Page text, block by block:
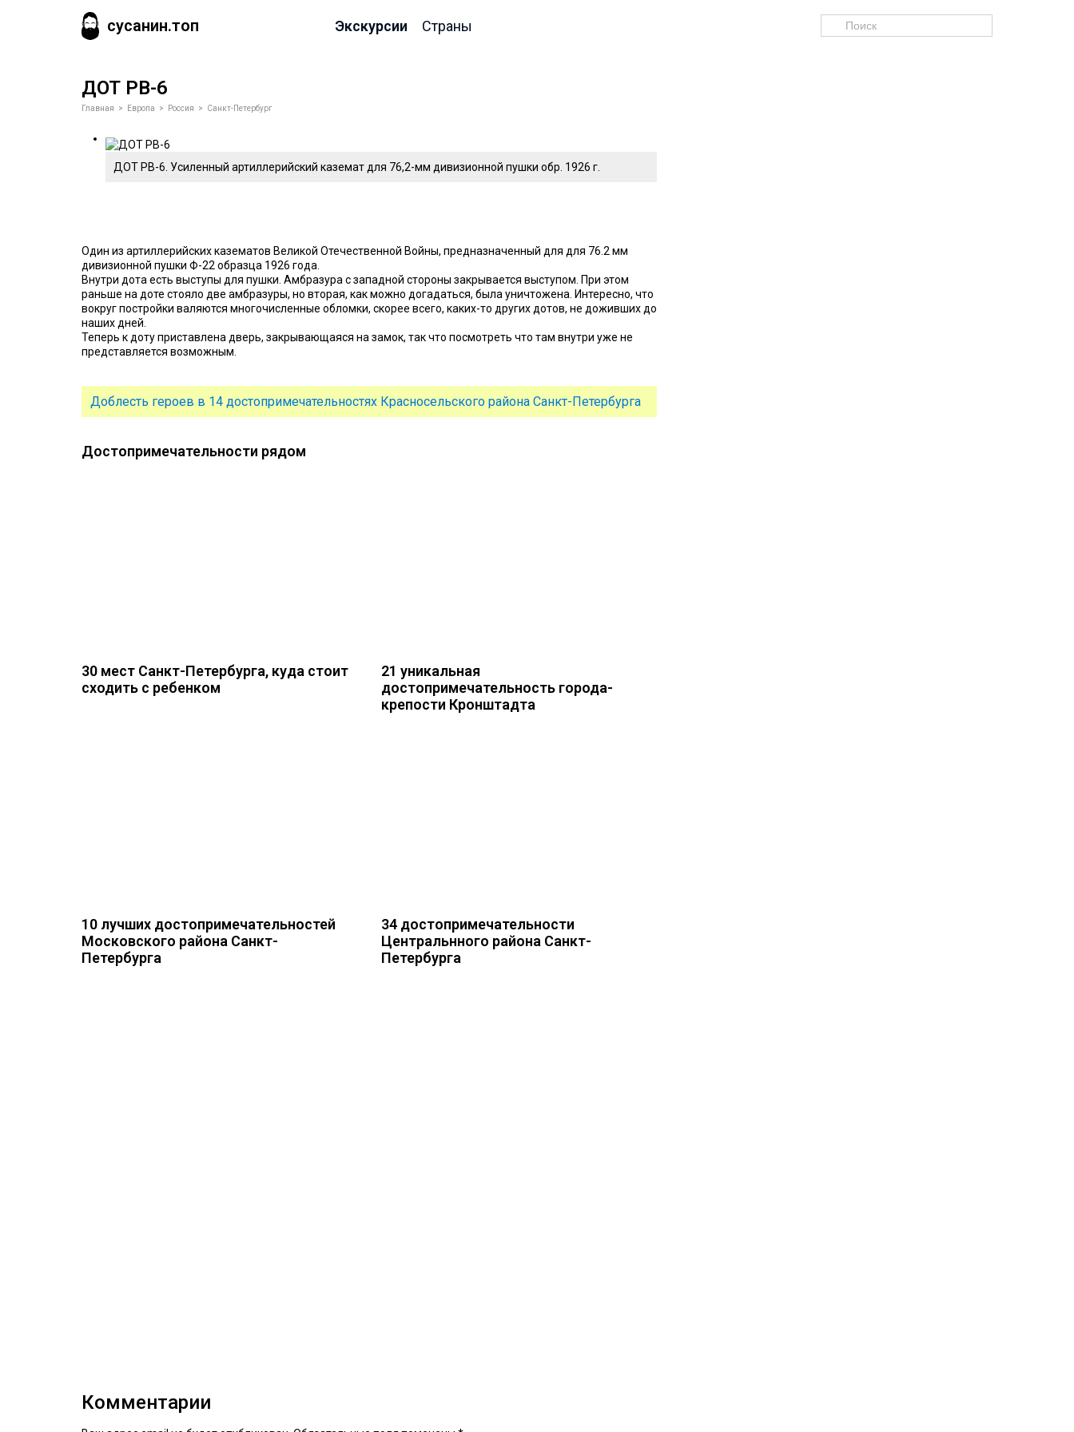
сусанин.топ Экскурсии Страны
ДОТ РВ-6
Главная > Европа > Россия > Санкт-Петербург
ДОТ РВ-6. Усиленный артиллерийский каземат для 76,2-мм дивизионной пушки обр. 1926 г.
Один из артиллерийских казематов Великой Отечественной Войны, предназначенный для для 76.2 мм
дивизионной пушки Ф-22 образца 1926 года.
Внутри дота есть выступы для пушки. Амбразура с западной стороны закрывается выступом. При этом
раньше на доте стояло две амбразуры, но вторая, как можно догадаться, была уничтожена. Интересно, что
вокруг постройки валяются многочисленные обломки, скорее всего, каких-то других дотов, не доживших до
наших дней.
Теперь к доту приставлена дверь, закрывающаяся на замок, так что посмотреть что там внутри уже не
представляется возможным.
Доблесть героев в 14 достопримечательностях Красносельского района Санкт-Петербурга
Достопримечательности рядом
30 мест Санкт-Петербурга, куда стоит
сходить с ребенком
21 уникальная
достопримечательность города-
крепости Кронштадта
10 лучших достопримечательностей
Московского района Санкт-
Петербурга
34 достопримечательности
Центральнного района Санкт-
Петербурга
Комментарии